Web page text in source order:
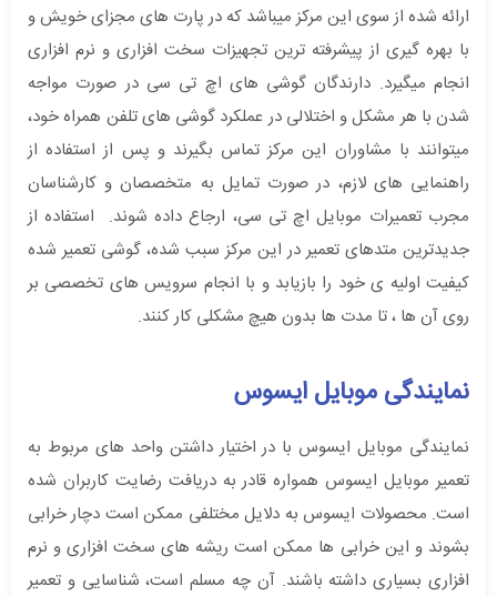
ارائه شده از سوی این مرکز میباشد که در پارت های مجزای خویش و
با بهره گیری از پیشرفته ترین تجهیزات سخت افزاری و نرم افزاری
انجام میگیرد. دارندگان گوشی های اچ تی سی در صورت مواجه
شدن با هر مشکل و اختلالی در عملکرد گوشی های تلفن همراه خود،
میتوانند با مشاوران این مرکز تماس بگیرند و پس از استفاده از
راهنمایی های لازم، در صورت تمایل به متخصصان و کارشناسان
مجرب تعمیرات موبایل اچ تی سی، ارجاع داده شوند. استفاده از
جدیدترین متدهای تعمیر در این مرکز سبب شده، گوشی تعمیر شده
کیفیت اولیه ی خود را بازیابد و با انجام سرویس های تخصصی بر
روی آن ها ، تا مدت ها بدون هیچ مشکلی کار کنند.
نمایندگی موبایل ایسوس
نمایندگی موبایل ایسوس با در اختیار داشتن واحد های مربوط به
تعمیر موبایل ایسوس همواره قادر به دریافت رضایت کاربران شده
است. محصولات ایسوس به دلایل مختلفی ممکن است دچار خرابی
بشوند و این خرابی ها ممکن است ریشه های سخت افزاری و نرم
افزاری بسیاری داشته باشند. آن چه مسلم است، شناسایی و تعمیر